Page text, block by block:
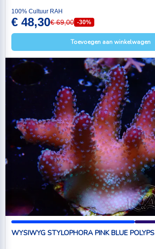
100% Cultuur RAH
€ 48,30€ 69,00 -30%
Toevoegen aan winkelwagen
WYSIWYG STYLOPHORA PINK BLUE POLYPS